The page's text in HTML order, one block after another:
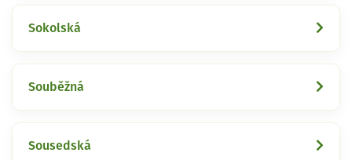
Sokolská
Souběžná
Sousedská